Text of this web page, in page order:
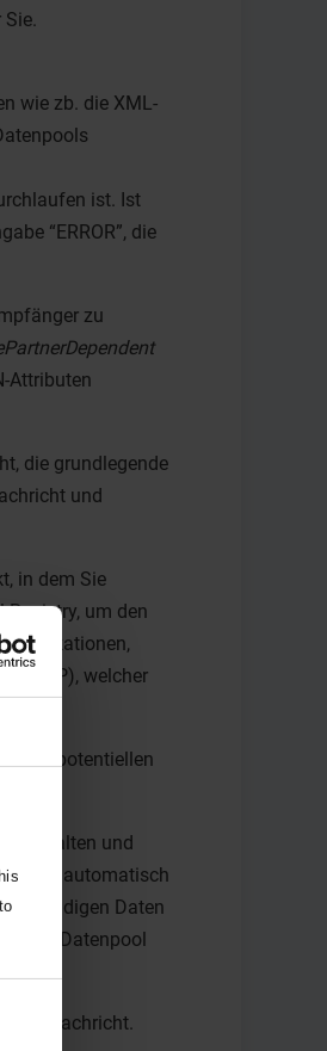
wie zb. die XML-
ist. Ist
“ERROR”, die
zu
Attributen
die grundlegende
und
in dem Sie
um den
Publikationen,
(RDP), welcher
von potentiellen
erhalten und
dann automatisch
Daten
den Datenpool
Nachricht.